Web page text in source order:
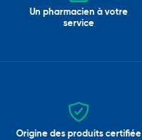
Un pharmacien à votre
service
Origine des produits certifiée